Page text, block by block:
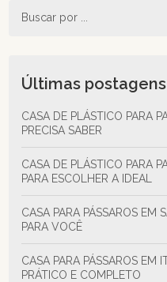
Últimas postagens
CASA DE PLÁSTICO PARA PASSARINHOS: O QUE VOCÊ
PRECISA SABER
CASA DE PLÁSTICO PARA PASSARINHOS: GUIA COMPLETO
PARA ESCOLHER A IDEAL
CASA PARA PÁSSAROS EM SÃO PAULO: GUIA COMPLETO
PARA VOCÊ
CASA PARA PÁSSAROS EM ITAPECERICA DA SERRA: GUIA
PRÁTICO E COMPLETO